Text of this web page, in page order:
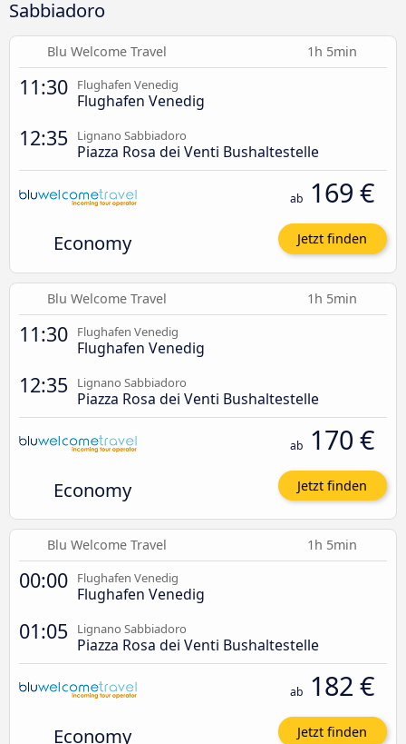
Sabbiadoro
Blu Welcome Travel 1h 5min
11:30 Flughafen Venedig
Flughafen Venedig
12:35 Lignano Sabbiadoro
Piazza Rosa dei Venti Bushaltestelle
Economy
ab 169 €
Jetzt finden
Blu Welcome Travel 1h 5min
11:30 Flughafen Venedig
Flughafen Venedig
12:35 Lignano Sabbiadoro
Piazza Rosa dei Venti Bushaltestelle
Economy
ab 170 €
Jetzt finden
Blu Welcome Travel 1h 5min
00:00 Flughafen Venedig
Flughafen Venedig
01:05 Lignano Sabbiadoro
Piazza Rosa dei Venti Bushaltestelle
Economy
ab 182 €
Jetzt finden